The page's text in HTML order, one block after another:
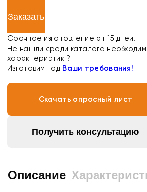
Заказать
Срочное изготовление от 15 дней!
Не нашли среди каталога
характеристик ?
Изготовим под Ваши требования!
Скачать опросный лист
Получить консультацию
Описание